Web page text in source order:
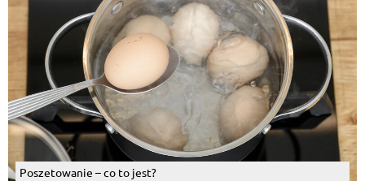
Poszetowanie – co to jest?